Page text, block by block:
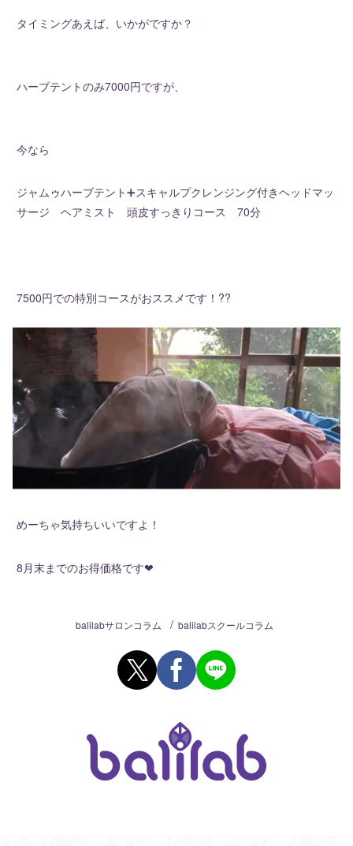
タイミングあえば、いかがですか？
ハーブテントのみ7000円ですが、
今なら
ジャムゥハーブテント➕スキャルプクレンジング付きヘッドマッ
サージ ヘアミスト 頭皮すっきりコース 70分
7500円での特別コースがおススメです！??
めーちゃ気持ちいいですよ！
8月末までのお得価格です❤
balilabサロンコラム / balilabスクールコラム